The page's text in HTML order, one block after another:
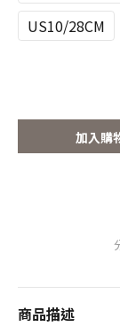
US10/28CM
加入購
商品描述